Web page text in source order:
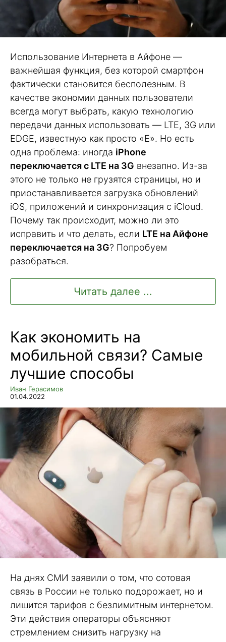
Использование Интернета в Айфоне —
важнейшая функция, без которой смартфон
фактически становится бесполезным. В
качестве экономии данных пользователи
всегда могут выбрать, какую технологию
передачи данных использовать — LTE, 3G или
EDGE, известную как просто «Е». Но есть
одна проблема: иногда iPhone
переключается с LTE на 3G внезапно. Из-за
этого не только не грузятся страницы, но и
приостанавливается загрузка обновлений
iOS, приложений и синхронизация с iCloud.
Почему так происходит, можно ли это
исправить и что делать, если LTE на Айфоне
переключается на 3G? Попробуем
разобраться.
Читать далее ...
Как экономить на
мобильной связи? Самые
лучшие способы
Иван Герасимов
01.04.2022
На днях СМИ заявили о том, что сотовая
связь в России не только подорожает, но и
лишится тарифов с безлимитным интернетом.
Эти действия операторы объясняют
стремлением снизить нагрузку на